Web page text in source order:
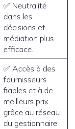
✅ Neutralité
dans les
décisions et
médiation plus
efficace.
✅ Accès à des
fournisseurs
fiables et à de
meilleurs prix
grâce au réseau
du gestionnaire.